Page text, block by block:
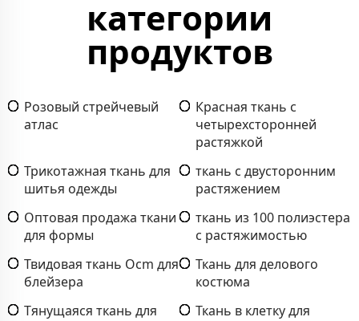
категории
продуктов
Розовый стрейчевый
атлас
Красная ткань с
четырехсторонней
растяжкой
Трикотажная ткань для
шитья одежды
ткань с двусторонним
растяжением
Оптовая продажа ткани
для формы
ткань из 100 полиэстера
с растяжимостью
Твидовая ткань Ocm для
блейзера
Ткань для делового
костюма
Тянущаяся ткань для
Ткань в клетку для